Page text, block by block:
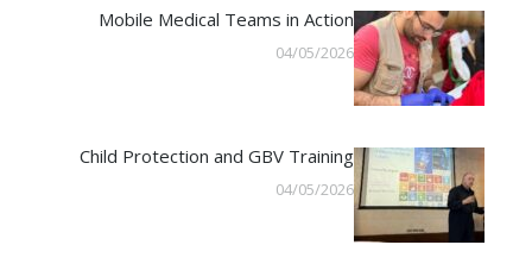
Mobile Medical Teams in Action
04/05/2026
Child Protection and GBV Training
04/05/2026